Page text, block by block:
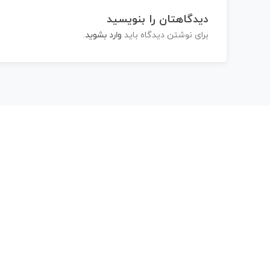
دیدگاهتان را بنویسید
برای نوشتن دیدگاه باید وارد بشوید.